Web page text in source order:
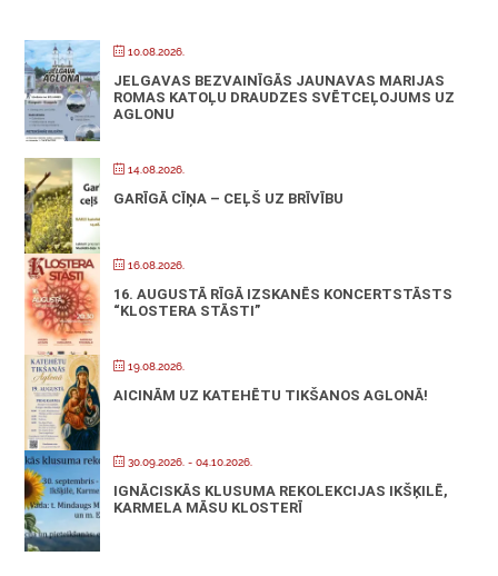
10.08.2026.
JELGAVAS BEZVAINĪGĀS JAUNAVAS MARIJAS
ROMAS KATOĻU DRAUDZES SVĒTCEĻOJUMS UZ
AGLONU
14.08.2026.
GARĪGĀ CĪŅA – CEĻŠ UZ BRĪVĪBU
16.08.2026.
16. AUGUSTĀ RĪGĀ IZSKANĒS KONCERTSTĀSTS
“KLOSTERA STĀSTI”
19.08.2026.
AICINĀM UZ KATEHĒTU TIKŠANOS AGLONĀ!
30.09.2026. - 04.10.2026.
IGNĀCISKĀS KLUSUMA REKOLEKCIJAS IKŠĶILĒ,
KARMELA MĀSU KLOSTERĪ